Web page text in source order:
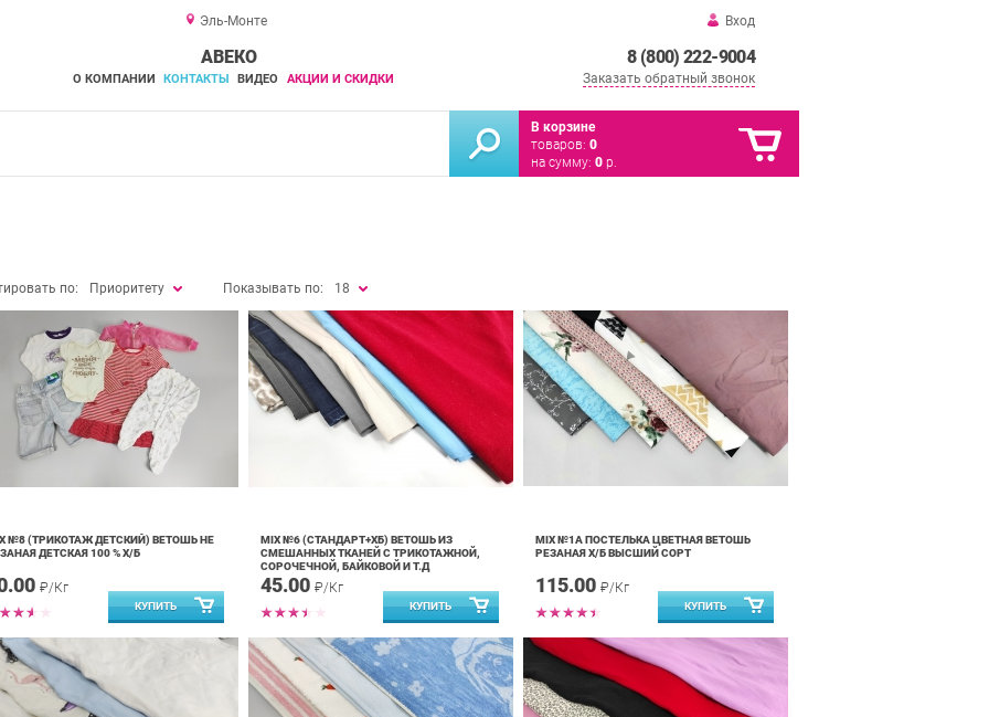
Эль-Монте Вход
8 (800) 222-9004
Заказать обратный звонок
АВЕКО
О КОМПАНИИ КОНТАКТЫ ВИДЕО АКЦИИ И СКИДКИ
В корзине
товаров: 0
на сумму: 0 р.
по: Приоритету Показывать по: 18
№8 (ТРИКОТАЖ ДЕТСКИЙ) ВЕТОШЬ НЕ
ДЕТСКАЯ 100 % Х/Б
₽/Кг
MIX №6 (СТАНДАРТ+ХБ) ВЕТОШЬ ИЗ
СМЕШАННЫХ ТКАНЕЙ С ТРИКОТАЖНОЙ,
СОРОЧЕЧНОЙ, БАЙКОВОЙ И Т.Д
45.00 ₽/Кг
MIX №1А ПОСТЕЛЬКА ЦВЕТНАЯ ВЕТОШЬ
РЕЗАНАЯ Х/Б ВЫСШИЙ СОРТ
115.00 ₽/Кг